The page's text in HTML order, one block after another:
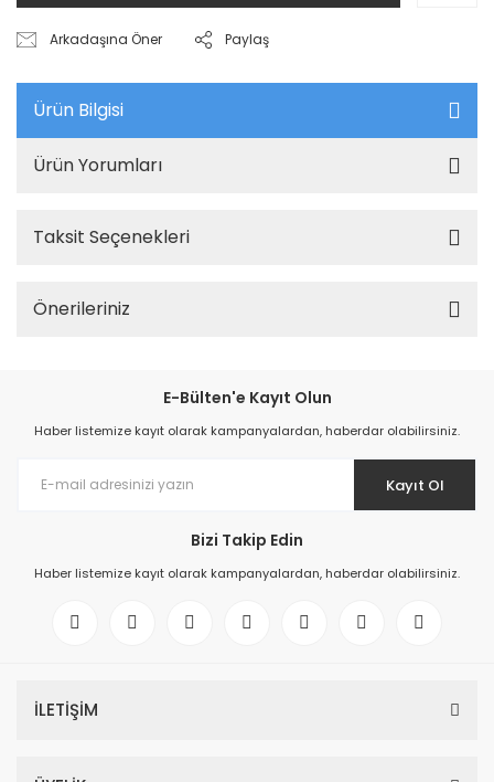
Arkadaşına Öner Paylaş
Ürün Bilgisi
Ürün Yorumları
Taksit Seçenekleri
Önerileriniz
E-Bülten'e Kayıt Olun
Haber listemize kayıt olarak kampanyalardan, haberdar olabilirsiniz.
Kayıt Ol
Bizi Takip Edin
Haber listemize kayıt olarak kampanyalardan, haberdar olabilirsiniz.
İLETİŞİM